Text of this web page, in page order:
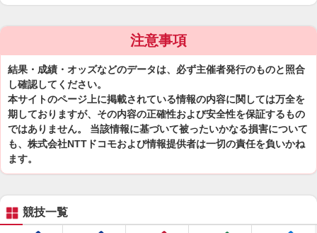
注意事項
結果・成績・オッズなどのデータは、必ず主催者発行のものと照合
し確認してください。
本サイトのページ上に掲載されている情報の内容に関しては万全を
期しておりますが、その内容の正確性および安全性を保証するもの
ではありません。 当該情報に基づいて被ったいかなる損害について
も、株式会社NTTドコモおよび情報提供者は一切の責任を負いかね
ます。
競技一覧